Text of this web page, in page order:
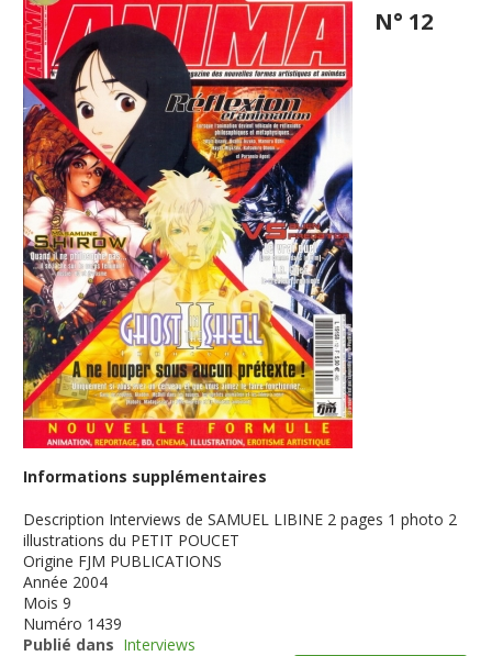
N° 12
Informations supplémentaires
Description Interviews de SAMUEL LIBINE 2 pages 1 photo 2
illustrations du PETIT POUCET
Origine FJM PUBLICATIONS
Année 2004
Mois 9
Numéro 1439
Publié dans Interviews